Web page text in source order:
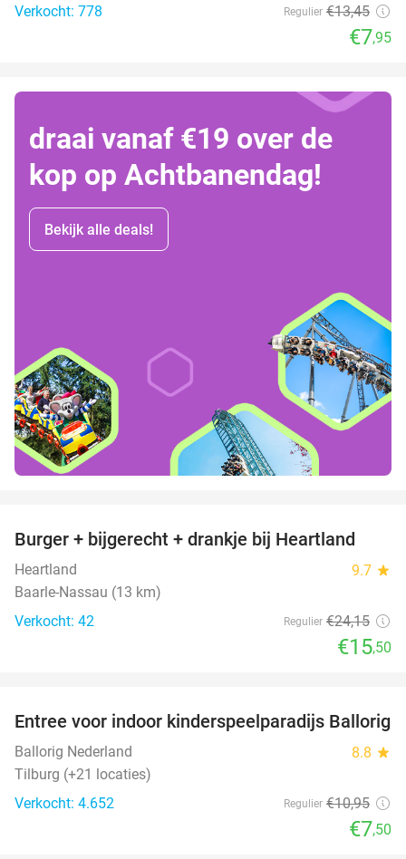
Verkocht: 778
Regulier €13,45
€7,95
draai vanaf €19 over de
kop op Achtbanendag!
Bekijk alle deals!
36%
Burger + bijgerecht + drankje bij Heartland
Heartland 9.7 star
Baarle-Nassau (13 km)
Verkocht: 42
Regulier €24,15
€15,50
32%
Entree voor indoor kinderspeelparadijs Ballorig
Ballorig Nederland 8.8 star
Tilburg (+21 locaties)
Verkocht: 4.652
Regulier €10,95
€7,50